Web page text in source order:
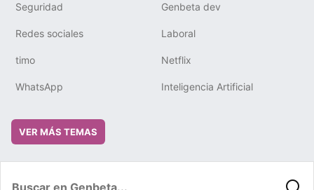
Seguridad Genbeta dev
Redes sociales Laboral
timo Netflix
WhatsApp Inteligencia Artificial
VER MÁS TEMAS